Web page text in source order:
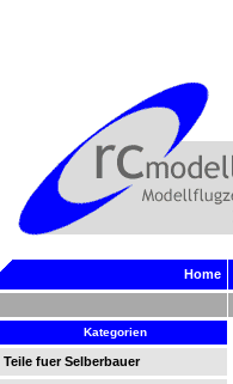
Home
Kategorien
Teile fuer Selberbauer